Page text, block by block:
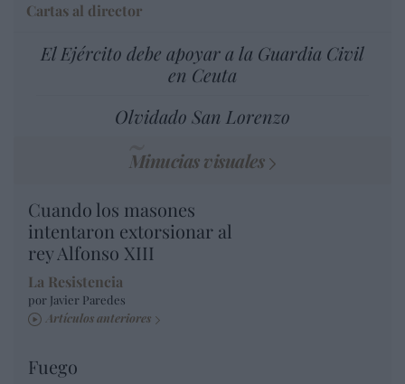
Cartas al director
El Ejército debe apoyar a la Guardia Civil
en Ceuta
Olvidado San Lorenzo
Minucias visuales
Cuando los masones
intentaron extorsionar al
rey Alfonso XIII
La Resistencia
por Javier Paredes
Artículos anteriores
Fuego